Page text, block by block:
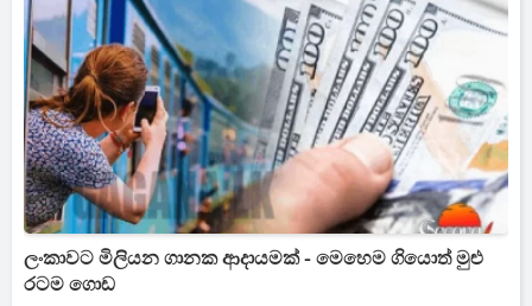
ලංකාවට මිලියන ගානක ආදායමක් - මෙහෙම ගියොත් මුළු
රටම ගොඩ